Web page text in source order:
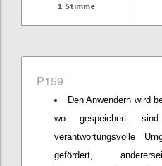
1 Stimme
P159
Den Anwendern wird
wo gespeichert
verantwortungsvolle
gefördert,